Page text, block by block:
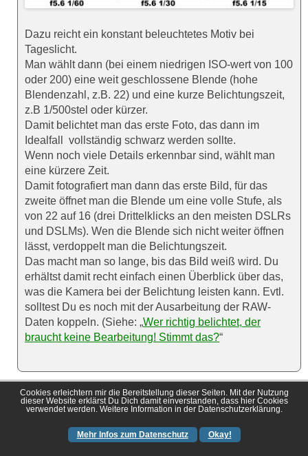
Dazu reicht ein konstant beleuchtetes Motiv bei
Tageslicht.
Man wählt dann (bei einem niedrigen ISO-wert von 100
oder 200) eine weit geschlossene Blende (hohe
Blendenzahl, z.B. 22) und eine kurze Belichtungszeit,
z.B 1/500stel oder kürzer.
Damit belichtet man das erste Foto, das dann im
Idealfall vollständig schwarz werden sollte.
Wenn noch viele Details erkennbar sind, wählt man
eine kürzere Zeit.
Damit fotografiert man dann das erste Bild, für das
zweite öffnet man die Blende um eine volle Stufe, als
von 22 auf 16 (drei Drittelklicks an den meisten DSLRs
und DSLMs). Wen die Blende sich nicht weiter öffnen
lässt, verdoppelt man die Belichtungszeit.
Das macht man so lange, bis das Bild weiß wird. Du
erhältst damit recht einfach einen Überblick über das,
was die Kamera bei der Belichtung leisten kann. Evtl.
solltest Du es noch mit der Ausarbeitung der RAW-
Daten koppeln. (Siehe: „Wer richtig belichtet, der
braucht keine Bearbeitung! Stimmt das?“
Heute in Digitalesien
drei wichtige Dinge haben sich geändert.
Cookies erleichtern mir die Bereitstellung dieser Seiten. Mit der Nutzung
dieser Website erklärst Du Dich damit einverstanden, dass hier Cookies
verwendet werden. Weitere Information in der Datenschutzerklärung.
Mehr Infos zum Datenschutz Okay!